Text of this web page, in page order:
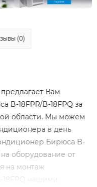
(0)
Вам
B-18FPR/B-18FPQ за
области. Мы можем
в день
Бирюса B-
на оборудование от
на монтаж
нашими